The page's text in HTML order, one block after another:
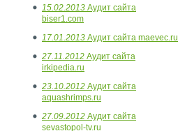
15.02.2013 Аудит сайта
biser1.com
17.01.2013 Аудит сайта maevec.ru
27.11.2012 Аудит сайта
irkipedia.ru
23.10.2012 Аудит сайта
aquashrimps.ru
27.09.2012 Аудит сайта
sevastopol-tv.ru